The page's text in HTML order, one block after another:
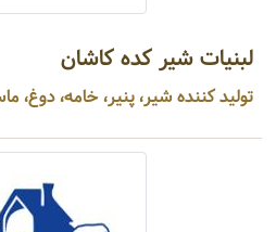
لبنیات شیر کده کاشان
تولید کننده شیر، پنیر، خامه،